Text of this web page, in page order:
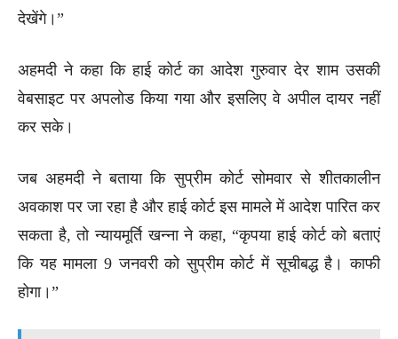
देखेंगे।”
अहमदी ने कहा कि हाई कोर्ट का आदेश गुरुवार देर शाम उसकी
वेबसाइट पर अपलोड किया गया और इसलिए वे अपील दायर नहीं
कर सके।
जब अहमदी ने बताया कि सुप्रीम कोर्ट सोमवार से शीतकालीन
अवकाश पर जा रहा है और हाई कोर्ट इस मामले में आदेश पारित कर
सकता है, तो न्यायमूर्ति खन्ना ने कहा, “कृपया हाई कोर्ट को बताएं
कि यह मामला 9 जनवरी को सुप्रीम कोर्ट में सूचीबद्ध है। काफी
होगा।”